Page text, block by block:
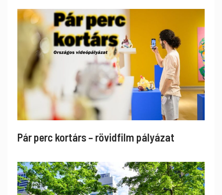
Pár perc kortárs – rövidfilm pályázat